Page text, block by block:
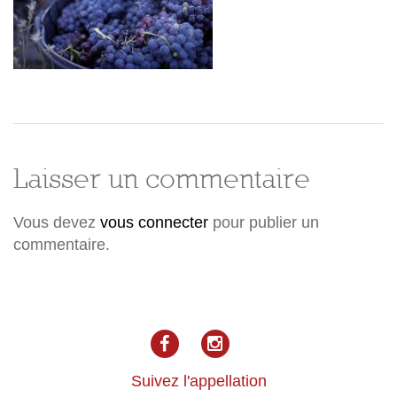
@
Rachael
McKenna
2011
Laisser un commentaire
Vous devez vous connecter pour publier un
commentaire.
facebookInstagram
Suivez l'appellation